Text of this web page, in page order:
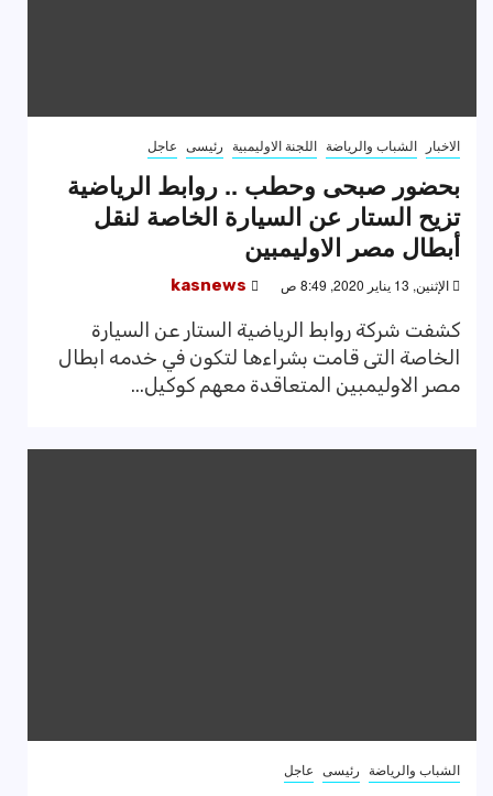
الاخبار الشباب والرياضة اللجنة الاوليمبية رئيسى عاجل
بحضور صبحى وحطب .. روابط الرياضية
تزيح الستار عن السيارة الخاصة لنقل
أبطال مصر الاوليمبين
الإثنين, 13 يناير 2020, 8:49 ص kasnews
كشفت شركة روابط الرياضية الستار عن السيارة
الخاصة التى قامت بشراءها لتكون في خدمه ابطال
مصر الاوليمبين المتعاقدة معهم كوكيل...
الشباب والرياضة رئيسى عاجل